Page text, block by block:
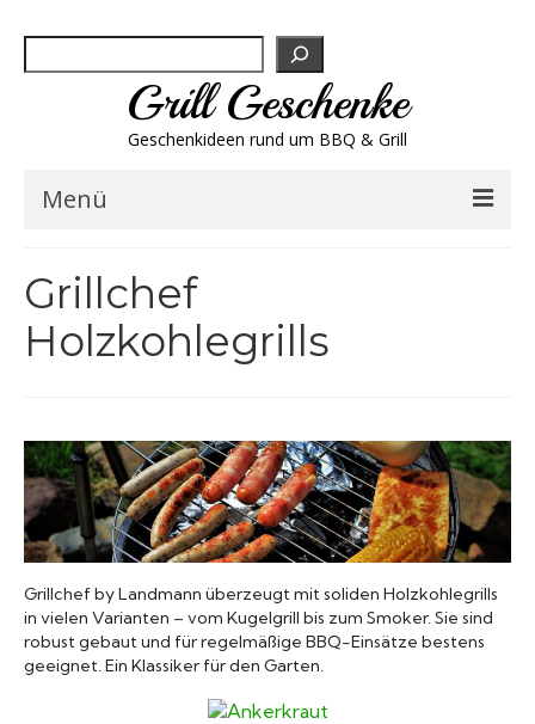
Grill Geschenke
Geschenkideen rund um BBQ & Grill
Menü
Grill-Bestseller
Grillfleisch & Wurst
Grillgewürze
Grillsaucen
Bücher
Grillchef
Holzkohlegrills
Grillchef by Landmann überzeugt mit soliden Holzkohlegrills
in vielen Varianten – vom Kugelgrill bis zum Smoker. Sie sind
robust gebaut und für regelmäßige BBQ-Einsätze bestens
geeignet. Ein Klassiker für den Garten.